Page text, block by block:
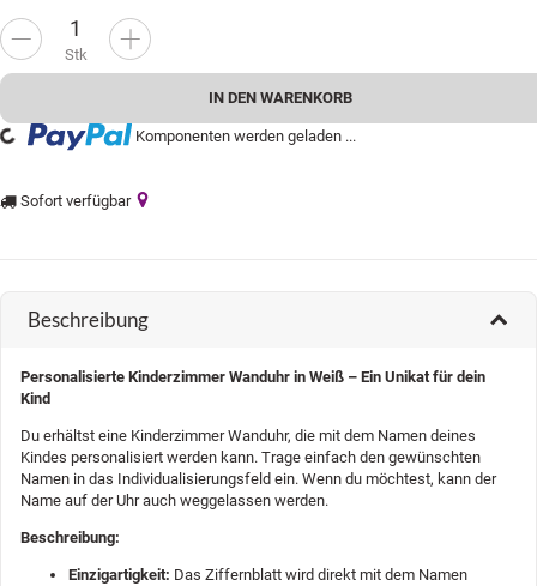
Stk
IN DEN WARENKORB
Komponenten werden geladen ...
Sofort verfügbar
Beschreibung
Personalisierte Kinderzimmer Wanduhr in Weiß – Ein Unikat für dein
Kind
Du erhältst eine Kinderzimmer Wanduhr, die mit dem Namen deines
Kindes personalisiert werden kann. Trage einfach den gewünschten
Namen in das Individualisierungsfeld ein. Wenn du möchtest, kann der
Name auf der Uhr auch weggelassen werden.
Beschreibung:
Einzigartigkeit: Das Ziffernblatt wird direkt mit dem Namen